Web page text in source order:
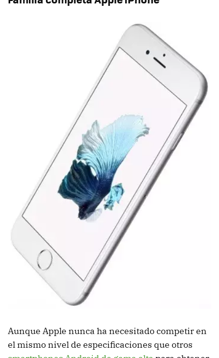
Aunque Apple nunca ha necesitado competir en
el mismo nivel de especificaciones que otros